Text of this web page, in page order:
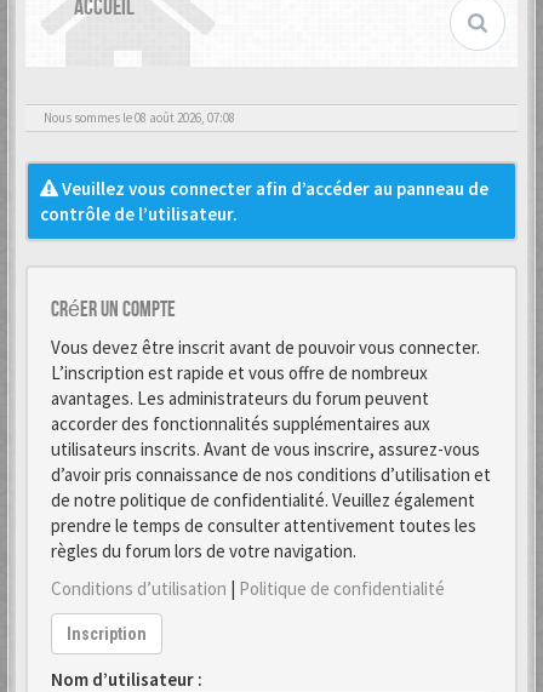
ACCUEIL
Nous sommes le 08 août 2026, 07:08
Veuillez vous connecter afin d’accéder au panneau de
contrôle de l’utilisateur.
Créer un Compte
Vous devez être inscrit avant de pouvoir vous connecter.
L’inscription est rapide et vous offre de nombreux
avantages. Les administrateurs du forum peuvent
accorder des fonctionnalités supplémentaires aux
utilisateurs inscrits. Avant de vous inscrire, assurez-vous
d’avoir pris connaissance de nos conditions d’utilisation et
de notre politique de confidentialité. Veuillez également
prendre le temps de consulter attentivement toutes les
règles du forum lors de votre navigation.
Conditions d’utilisation | Politique de confidentialité
Inscription
Nom d’utilisateur :